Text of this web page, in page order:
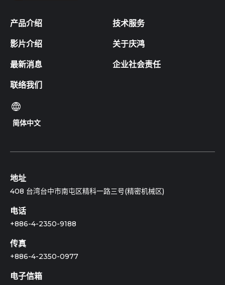
产品介绍 技术服务
影片介绍 关于庆鸿
最新消息 企业社会责任
联络我们
简体中文
地址
408 台湾台中市南屯区精科一路三号(精密机械区)
电话
+886-4-2350-9188
传真
+886-4-2350-0977
电子信箱